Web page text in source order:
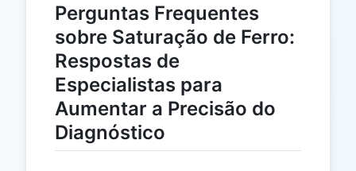
Perguntas Frequentes
sobre Saturação de Ferro:
Respostas de
Especialistas para
Aumentar a Precisão do
Diagnóstico